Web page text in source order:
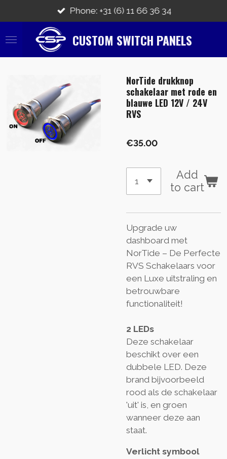
to
main
CUSTOM SWITCH PANELS
Phone: +31 (6) 11 66 36 34
NorTide drukknop
schakelaar met rode en
blauwe LED 12V / 24V
RVS
€35.00
Add
to cart
Upgrade uw
dashboard met
NorTide – De Perfecte
RVS Schakelaars voor
een Luxe uitstraling en
betrouwbare
functionaliteit!
2 LEDs
Deze schakelaar
beschikt over een
dubbele LED. Deze
brand bijvoorbeeld
rood als de schakelaar
'uit' is, en groen
wanneer deze aan
staat.
Verlicht symbool